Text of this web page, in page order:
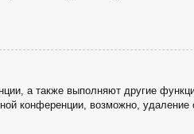
а также выполняют другие
конференции, возможно,